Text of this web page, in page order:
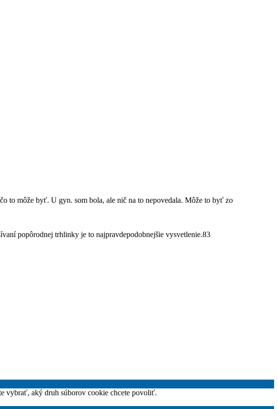
to môže byť. U gyn. som bola, ale nič na to nepovedala. Môže to byť zo
popôrodnej trhlinky je to najpravdepodobnejšie vysvetlenie.83
vybrať, aký druh súborov cookie chcete povoliť.